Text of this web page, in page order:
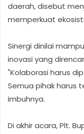
daerah, disebut
memperkuat
Sinergi dinilai
inovasi yang
"Kolaborasi harus
Semua pihak harus
imbuhnya.
Di akhir acara, Plt.